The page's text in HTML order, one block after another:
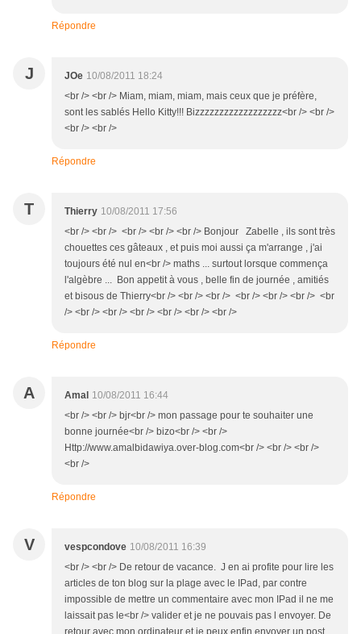
Répondre
J JOe 10/08/2011 18:24
<br /> <br /> Miam, miam, miam, mais ceux que je préfère,
sont les sablés Hello Kitty!!! Bizzzzzzzzzzzzzzzzzz<br /> <br />
<br /> <br />
Répondre
T Thierry 10/08/2011 17:56
<br /> <br /> <br /> <br /> <br /> Bonjour Zabelle , ils sont très
chouettes ces gâteaux , et puis moi aussi ça m'arrange , j'ai
toujours été nul en<br /> maths ... surtout lorsque commença
l'algèbre ... Bon appetit à vous , belle fin de journée , amitiés
et bisous de Thierry<br /> <br /> <br /> <br /> <br /> <br /> <br
/> <br /> <br /> <br /> <br /> <br /> <br />
Répondre
A Amal 10/08/2011 16:44
<br /> <br /> bjr<br /> mon passage pour te souhaiter une
bonne journée<br /> bizo<br /> <br />
Http://www.amalbidawiya.over-blog.com<br /> <br /> <br />
<br />
Répondre
V vespcondove 10/08/2011 16:39
<br /> <br /> De retour de vacance. J en ai profite pour lire les
articles de ton blog sur la plage avec le IPad, par contre
impossible de mettre un commentaire avec mon IPad il ne me
laissait pas le<br /> valider et je ne pouvais pas l envoyer. De
retour avec mon ordinateur et je peux enfin envoyer un post.